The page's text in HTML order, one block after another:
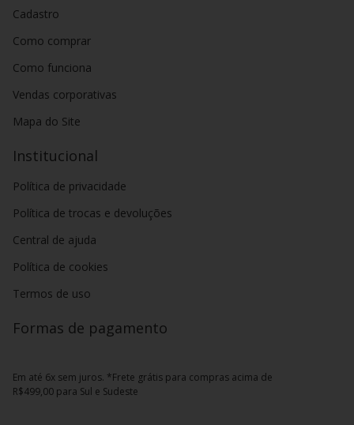
Cadastro
Como comprar
Como funciona
Vendas corporativas
Mapa do Site
Institucional
Política de privacidade
Política de trocas e devoluções
Central de ajuda
Política de cookies
Termos de uso
Formas de pagamento
Em até 6x sem juros. *Frete grátis para compras acima de
R$499,00 para Sul e Sudeste